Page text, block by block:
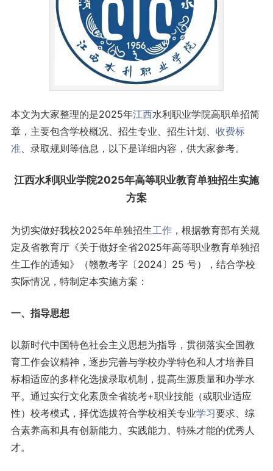
本文为大家整理的是2025年江西水利职业学院高职单招简
章，主要包含学校概况、招生专业、招生计划、 收费标
准、录取规则等信息，以下是详细内容，供大家参考。
江西水利职业学院2025年高等职业教育单独招生实施
方案
为切实做好我校2025年单独招生工作，根据教育部有关规
定及省教育厅《关于做好全省2025年高等职业教育单独招
生工作的通知》（赣教考字〔2024〕25 号），结合学校
实际情况，特制定本实施方案：
一、指导思想
以新时代中国特色社会主义思想为指导，贯彻落实全国教
育工作会议精神，逐步完善与学校办学特色和人才培养目
标相适应的多样化选拔录取机制，提高生源质量和办学水
平。通过实行文化素质全省统考+职业技能（或职业适应
性）校考模式，择优选拔符合学校相关专业学习要求、综
合素养高和具有创新能力、实践能力、特殊才能的优秀人
才。